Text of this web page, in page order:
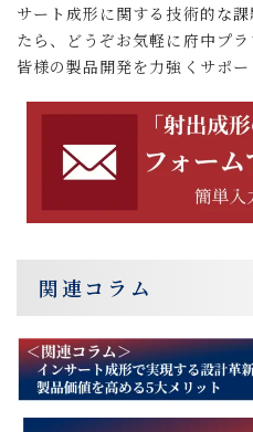
サート成形に関する技術的な
たら、どうぞお気軽に府中プラ
皆様の製品開発を力強くサポー
関連コラム